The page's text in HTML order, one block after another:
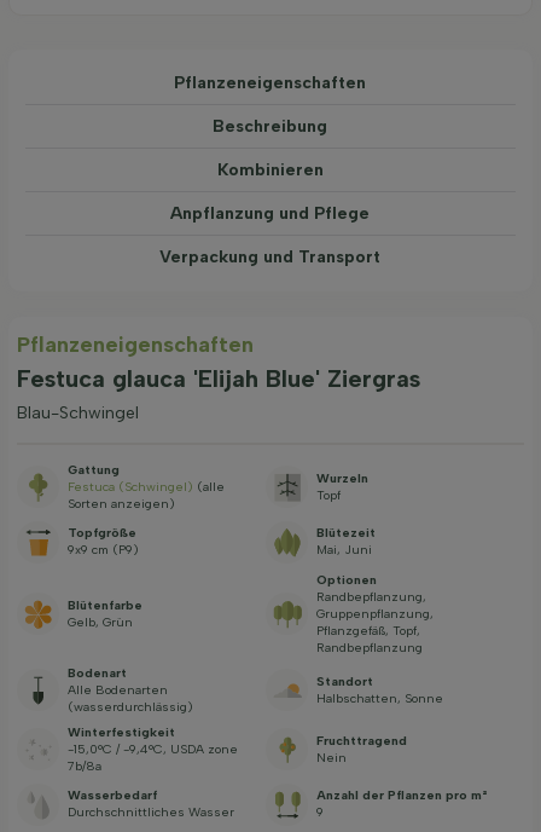
Pflanzeneigenschaften
Beschreibung
Kombinieren
Anpflanzung und Pflege
Verpackung und Transport
Pflanzeneigenschaften
Festuca glauca 'Elijah Blue' Ziergras
Blau-Schwingel
Gattung
Festuca (Schwingel) (alle
Sorten anzeigen)
Wurzeln
Topf
Topfgröße
9x9 cm (P9)
Blütezeit
Mai, Juni
Blütenfarbe
Gelb, Grün
Optionen
Randbepflanzung,
Gruppenpflanzung,
Pflanzgefäß, Topf,
Randbepflanzung
Bodenart
Alle Bodenarten
(wasserdurchlässig)
Standort
Halbschatten, Sonne
Winterfestigkeit
-15,0°C / -9,4°C, USDA zone
7b/8a
Fruchttragend
Nein
Wasserbedarf
Durchschnittliches Wasser
Anzahl der Pflanzen pro m²
9